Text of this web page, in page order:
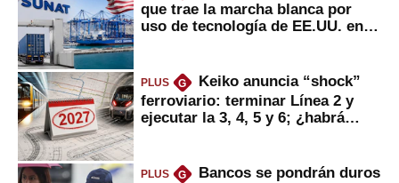
que trae la marcha blanca por
uso de tecnología de EE.UU. en
PLUS G
Keiko anuncia “shock”
ferroviario: terminar Línea 2 y
ejecutar la 3, 4, 5 y 6; ¿habrá
PLUS G
Bancos se pondrán duros